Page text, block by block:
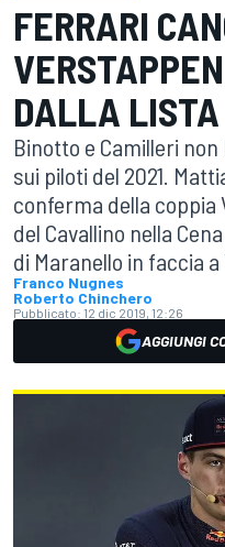
FERRARI
DALLA
Binotto e Camilleri
sui piloti del 2021.
conferma della
del Cavallino nella
di Maranello in faccia
Franco Nugnes
Roberto Chinchero
Pubblicato: 12 dic 2019, 12:26
AGGIUNGI